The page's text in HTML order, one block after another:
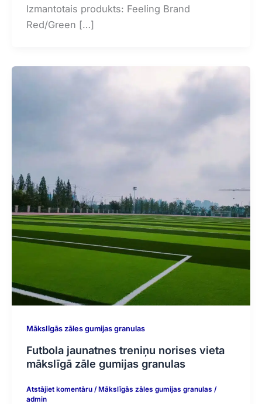
Izmantotais produkts: Feeling Brand
Red/Green […]
Mākslīgās zāles gumijas granulas
Futbola jaunatnes treniņu norises vieta
mākslīgā zāle gumijas granulas
Atstājiet komentāru /Mākslīgās zāles gumijas granulas /
admin